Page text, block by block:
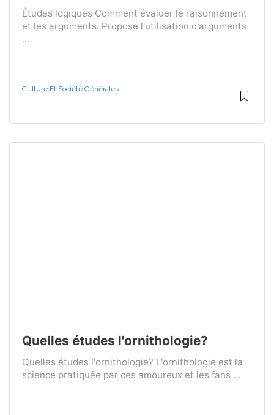
Études logiques Comment évaluer le raisonnement
et les arguments. Propose l'utilisation d'arguments
...
Culture Et Société Générales
Quelles études l'ornithologie?
Quelles études l'ornithologie? L'ornithologie est la
science pratiquée par ces amoureux et les fans ...